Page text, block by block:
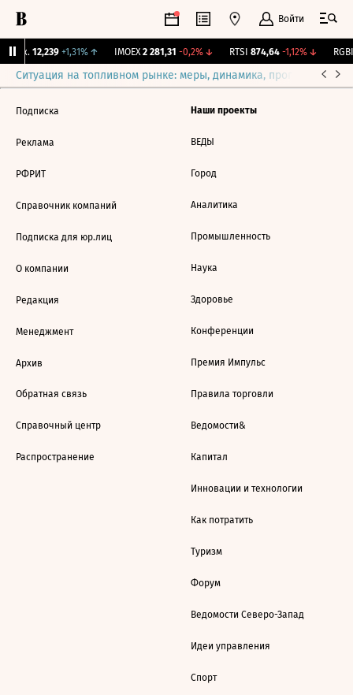
Войти
Бирж. 12,239 +1,31%↑ IMOEX 2 281,31 -0,2%↓ RTSI 874,64 -1,12%↓ RGBI
Ситуация на топливном рынке: меры, динамика, прогнозы
Подписка
Реклама
РФРИТ
Справочник компаний
Подписка для юр.лиц
О компании
Редакция
Менеджмент
Архив
Обратная связь
Справочный центр
Распространение
Наши проекты
ВЕДЫ
Город
Аналитика
Промышленность
Наука
Здоровье
Конференции
Премия Импульс
Правила торговли
Ведомости&
Капитал
Инновации и технологии
Как потратить
Туризм
Форум
Ведомости Северо-Запад
Идеи управления
Спорт